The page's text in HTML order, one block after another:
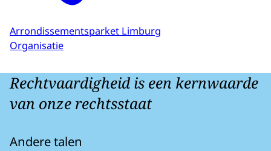
Arrondissementsparket Limburg
Organisatie
Rechtvaardigheid is een kernwaarde
van onze rechtsstaat
Andere talen